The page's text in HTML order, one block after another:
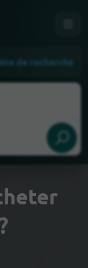
de recherche